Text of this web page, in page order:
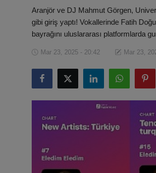
Veri Politikası
Aranjör ve DJ Mahmut Görgen,
gibi giriş yaptı! Vokallerinde Fatih
bayrağını uluslararası platformlarda
Mar 23, 2025 - 20:42 Mar 23,